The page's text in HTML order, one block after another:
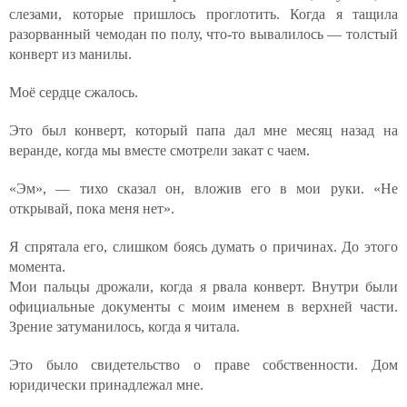
слезами, которые пришлось проглотить. Когда я тащила
разорванный чемодан по полу, что-то вывалилось — толстый
конверт из манилы.
Моё сердце сжалось.
Это был конверт, который папа дал мне месяц назад на
веранде, когда мы вместе смотрели закат с чаем.
«Эм», — тихо сказал он, вложив его в мои руки. «Не
открывай, пока меня нет».
Я спрятала его, слишком боясь думать о причинах. До этого
момента.
Мои пальцы дрожали, когда я рвала конверт. Внутри были
официальные документы с моим именем в верхней части.
Зрение затуманилось, когда я читала.
Это было свидетельство о праве собственности. Дом
юридически принадлежал мне.